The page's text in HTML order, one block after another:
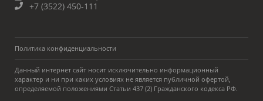
+7 (3522) 450-111
Политика конфиденциальности
Данный интернет сайт носит исключительно информационный
характер и ни при каких условиях не является публичной офертой,
определяемой положениями Статьи 437 (2) Гражданского кодекса РФ.